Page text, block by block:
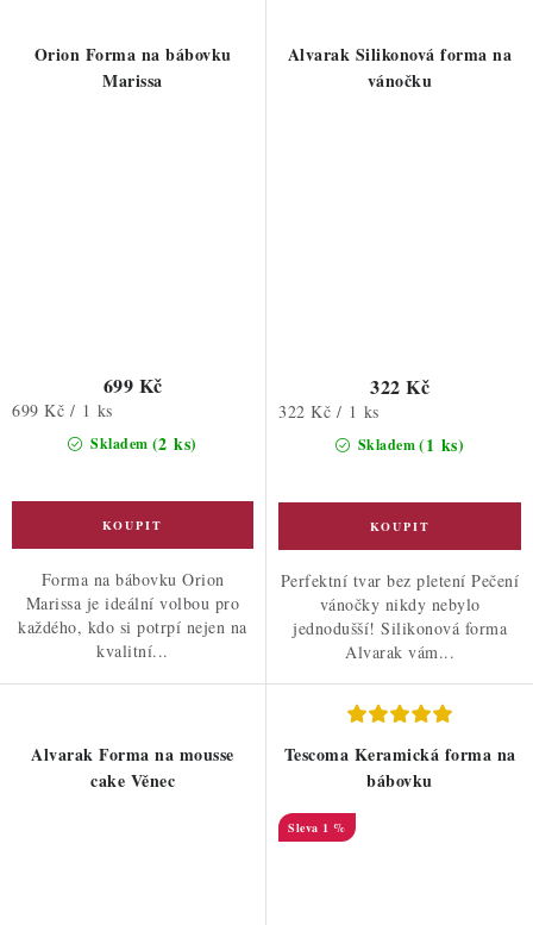
Orion Forma na bábovku
Marissa
Skladem (2 ks)
699 Kč
Měrná
699 Kč / 1 ks
Forma na bábovku Orion
Marissa je ideální volbou pro
každého, kdo si potrpí nejen na
kvalitní...
Alvarak Silikonová forma na
vánočku
Skladem(1 ks)
322 Kč
Měrná
322 Kč / 1 ks
Perfektní tvar bez pletení Pečení
vánočky nikdy nebylo
jednodušší! Silikonová forma
Alvarak vám...
Alvarak Forma na mousse
cake Věnec
Tescoma Keramická forma na
bábovku
1 %